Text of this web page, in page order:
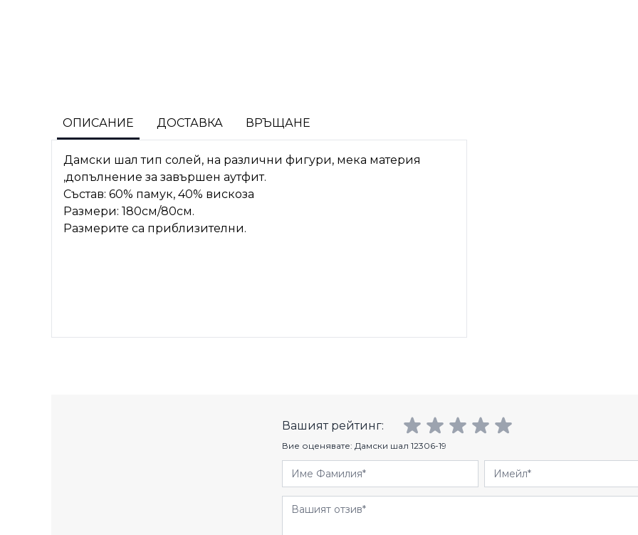
ОПИСАНИЕ
Дамски шал тип солей, на различни фигури, мека материя
,допълнение за завършен аутфит.
Състав: 60% памук, 40% вискоза
Размери: 180см/80см.
Размерите са приблизителни.
ДОСТАВКА ВРЪЩАНЕ
Вашият рейтинг:
Вие оценявате: Дамски шал 12306-19
Име Фамилия Имейл
Отзиви